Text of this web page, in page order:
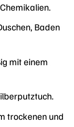
Baden
mit einem
trockenen und